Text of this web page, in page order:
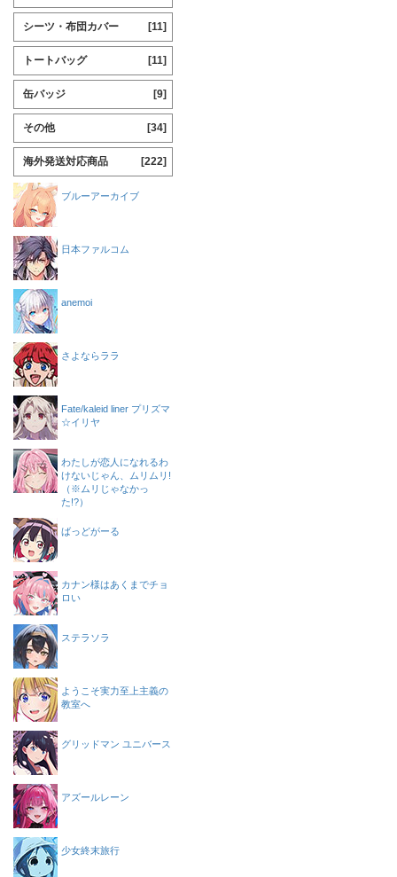
シーツ・布団カバー [11]
トートバッグ [11]
缶バッジ [9]
その他 [34]
海外発送対応商品 [222]
ブルーアーカイブ
日本ファルコム
anemoi
さよならララ
Fate/kaleid liner プリズマ
☆イリヤ
わたしが恋人になれるわ
けないじゃん、ムリムリ!
（※ムリじゃなかっ
た!?）
ばっどがーる
カナン様はあくまでチョ
ロい
ステラソラ
ようこそ実力至上主義の
教室へ
グリッドマン ユニバース
アズールレーン
少女終末旅行